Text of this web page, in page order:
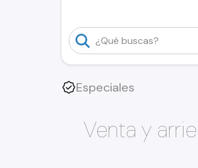
Especiales
Venta y